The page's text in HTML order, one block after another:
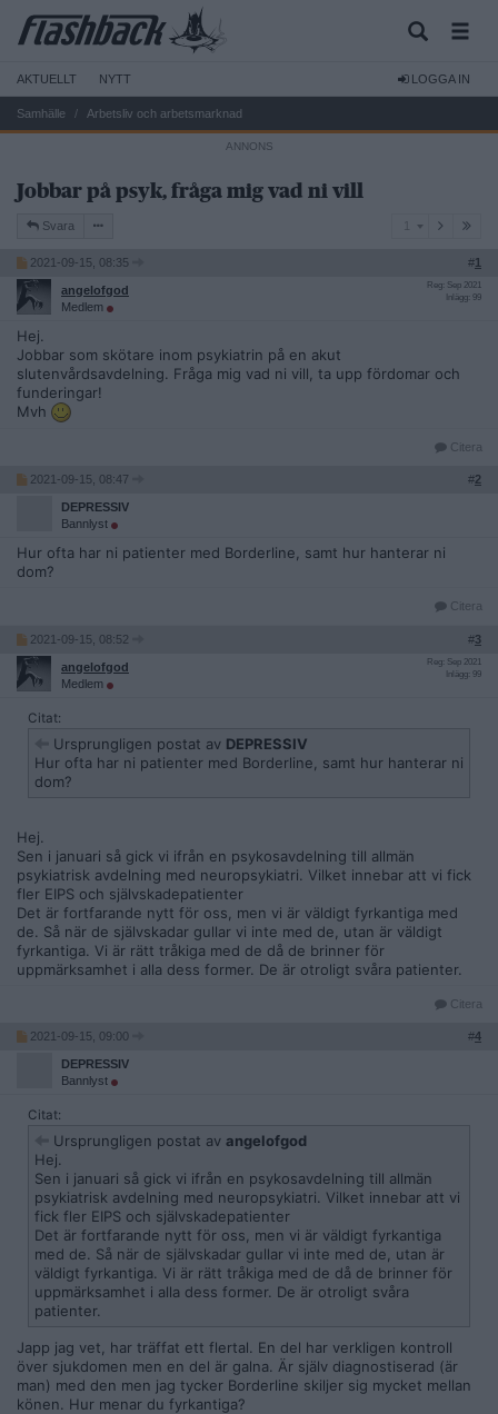
AKTUELLT NYTT LOGGA IN
Samhälle Arbetsliv och arbetsmarknad
Jobbar på psyk, fråga mig vad ni vill
Svara
2021-09-15, 08:35 #1
angelofgod
Medlem
Reg: Sep 2021
Inlägg: 99
Hej.
Jobbar som skötare inom psykiatrin på en akut
slutenvårdsavdelning. Fråga mig vad ni vill, ta upp fördomar och
funderingar!
Mvh
Citera
2021-09-15, 08:47 #2
DEPRESSIV
Bannlyst
Hur ofta har ni patienter med Borderline, samt hur hanterar ni
dom?
Citera
2021-09-15, 08:52 #3
angelofgod
Medlem
Reg: Sep 2021
Inlägg: 99
Citat:
Ursprungligen postat av DEPRESSIV
Hur ofta har ni patienter med Borderline, samt hur hanterar ni
dom?
Hej.
Sen i januari så gick vi ifrån en psykosavdelning till allmän
psykiatrisk avdelning med neuropsykiatri. Vilket innebar att vi fick
fler EIPS och självskadepatienter
Det är fortfarande nytt för oss, men vi är väldigt fyrkantiga med
de. Så när de självskadar gullar vi inte med de, utan är väldigt
fyrkantiga. Vi är rätt tråkiga med de då de brinner för
uppmärksamhet i alla dess former. De är otroligt svåra patienter.
Citera
2021-09-15, 09:00 #4
DEPRESSIV
Bannlyst
Citat:
Ursprungligen postat av angelofgod
Hej.
Sen i januari så gick vi ifrån en psykosavdelning till allmän
psykiatrisk avdelning med neuropsykiatri. Vilket innebar att vi
fick fler EIPS och självskadepatienter
Det är fortfarande nytt för oss, men vi är väldigt fyrkantiga
med de. Så när de självskadar gullar vi inte med de, utan är
väldigt fyrkantiga. Vi är rätt tråkiga med de då de brinner för
uppmärksamhet i alla dess former. De är otroligt svåra
patienter.
Japp jag vet, har träffat ett flertal. En del har verkligen kontroll
över sjukdomen men en del är galna. Är själv diagnostiserad (är
man) med den men jag tycker Borderline skiljer sig mycket mellan
könen. Hur menar du fyrkantiga?